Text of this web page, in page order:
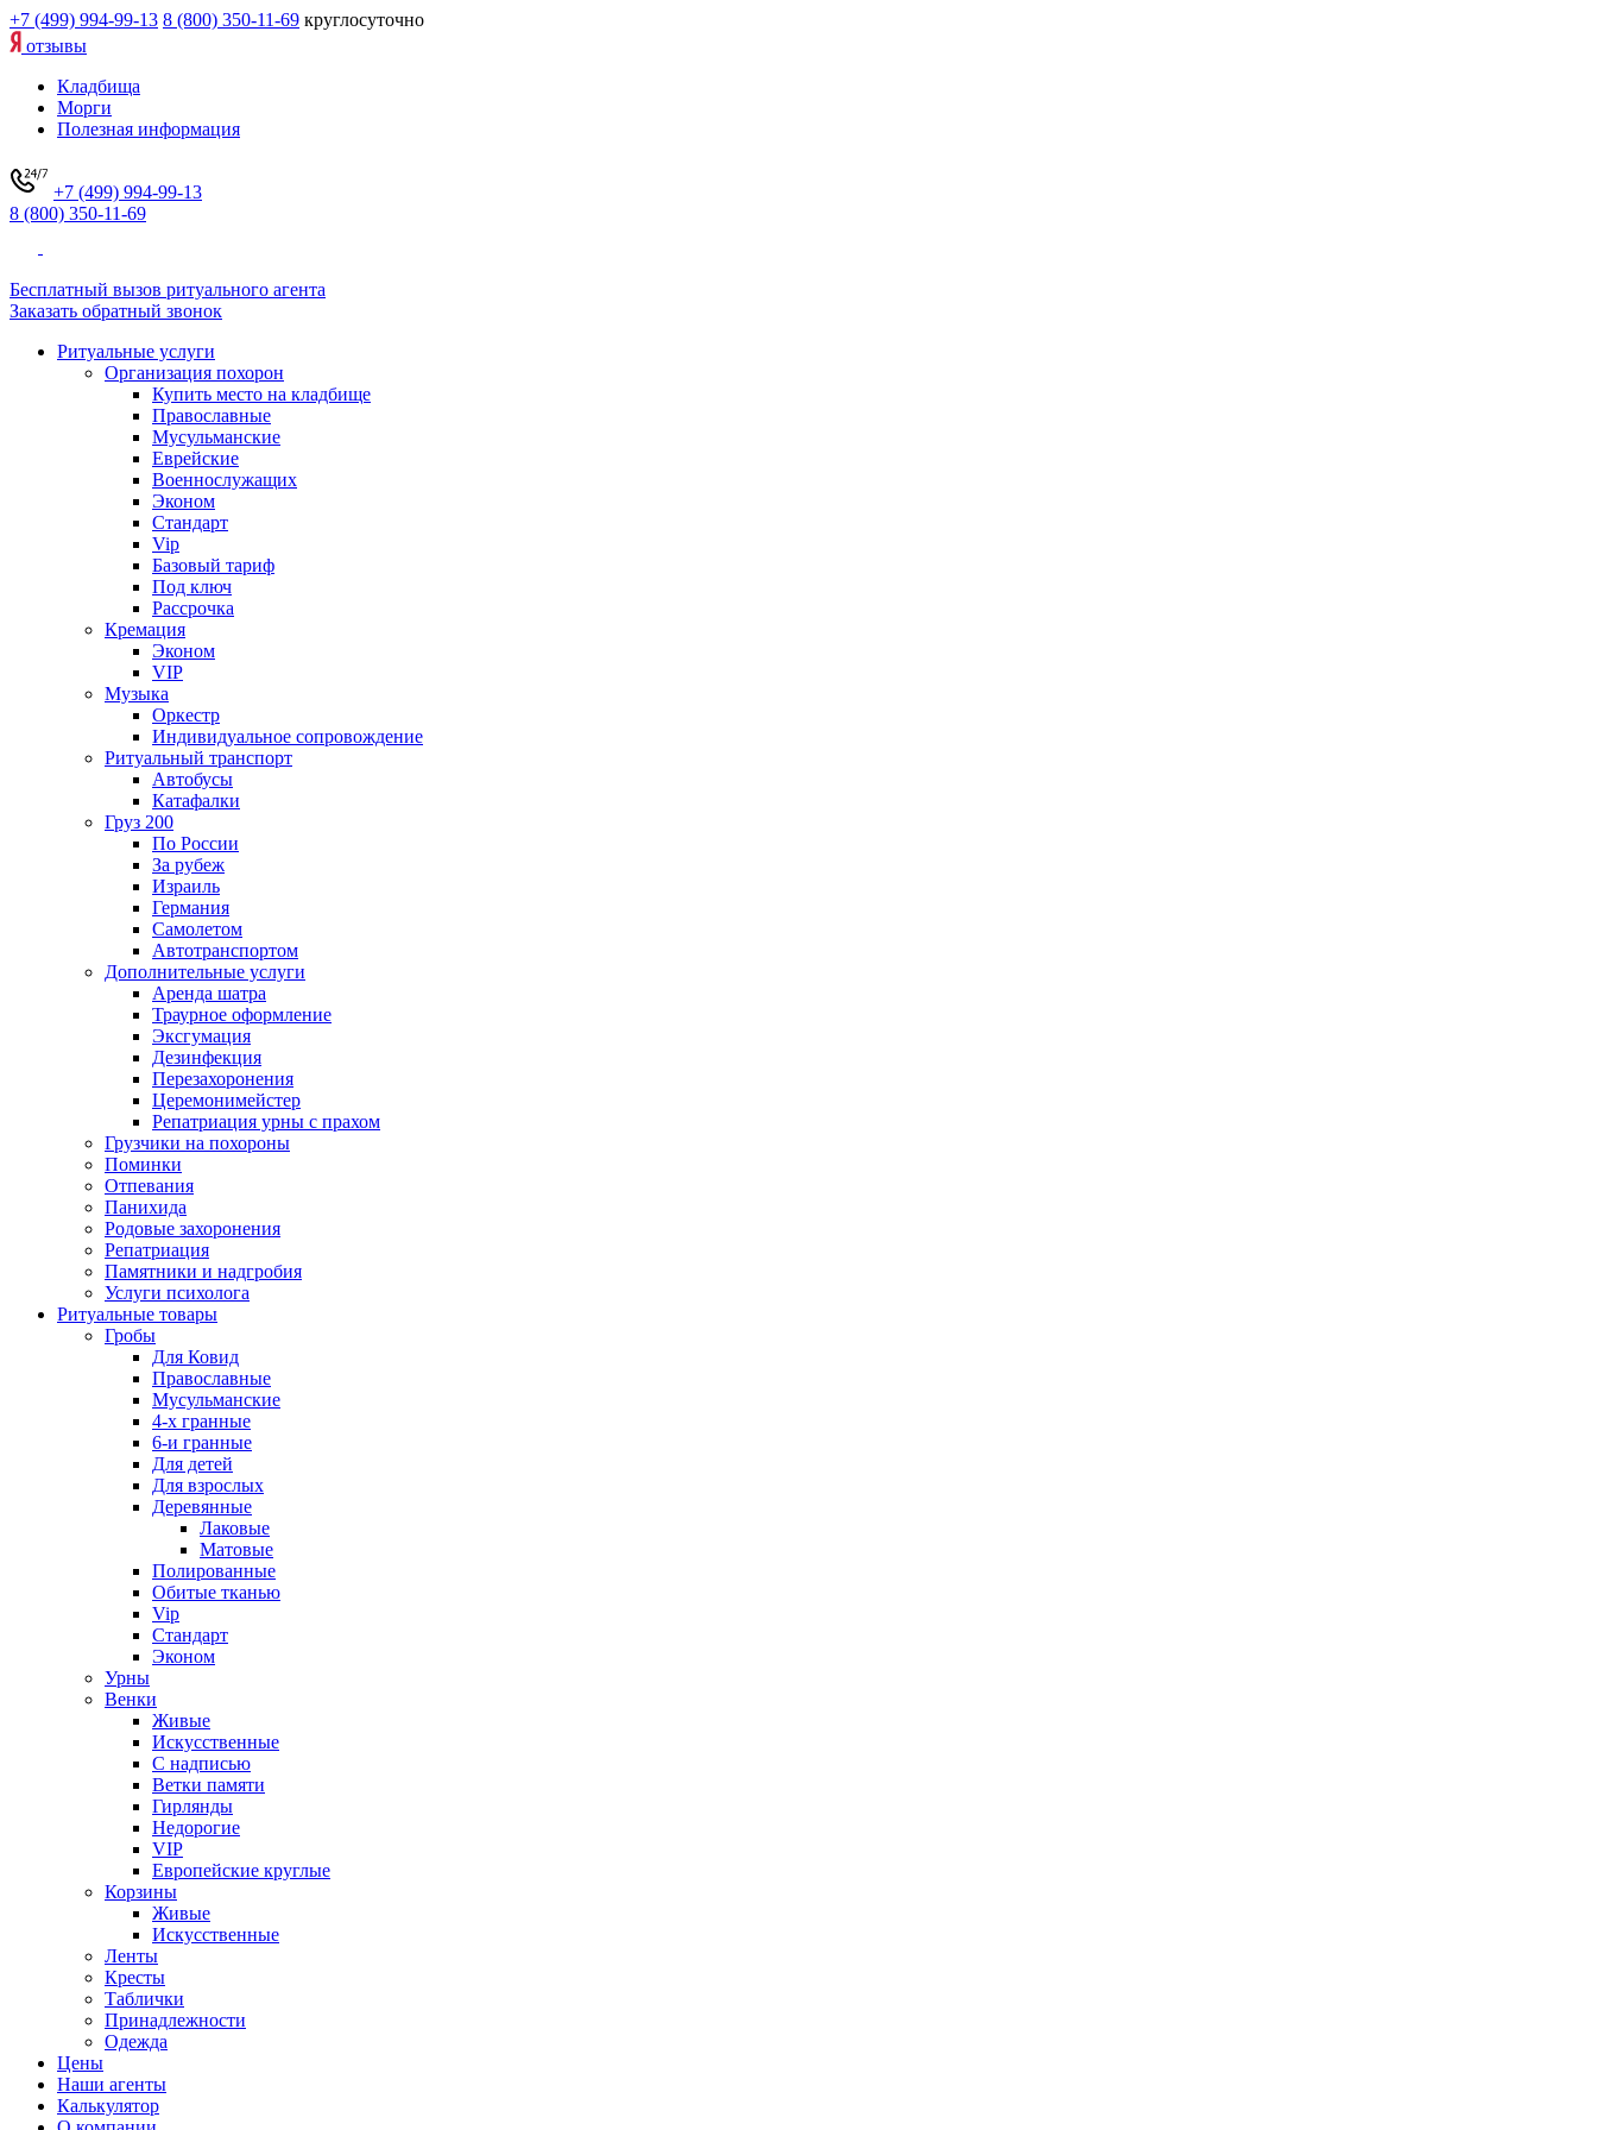
+7 (499) 994-99-13 8 (800) 350-11-69 круглосуточно
отзывы
Кладбища
Морги
Полезная информация
+7 (499) 994-99-13
8 (800) 350-11-69
Бесплатный вызов ритуального агента
Заказать обратный звонок
Ритуальные услуги
Организация похорон
Купить место на кладбище
Православные
Мусульманские
Еврейские
Военнослужащих
Эконом
Стандарт
Vip
Базовый тариф
Под ключ
Рассрочка
Кремация
Эконом
VIP
Музыка
Оркестр
Индивидуальное сопровождение
Ритуальный транспорт
Автобусы
Катафалки
Груз 200
По России
За рубеж
Израиль
Германия
Самолетом
Автотранспортом
Дополнительные услуги
Аренда шатра
Траурное оформление
Эксгумация
Дезинфекция
Перезахоронения
Церемонимейстер
Репатриация урны с прахом
Грузчики на похороны
Поминки
Отпевания
Панихида
Родовые захоронения
Репатриация
Памятники и надгробия
Услуги психолога
Ритуальные товары
Гробы
Для Ковид
Православные
Мусульманские
4-х гранные
6-и гранные
Для детей
Для взрослых
Деревянные
Лаковые
Матовые
Полированные
Обитые тканью
Vip
Стандарт
Эконом
Урны
Венки
Живые
Искусственные
С надписью
Ветки памяти
Гирлянды
Недорогие
VIP
Европейские круглые
Корзины
Живые
Искусственные
Ленты
Кресты
Таблички
Принадлежности
Одежда
Цены
Наши агенты
Калькулятор